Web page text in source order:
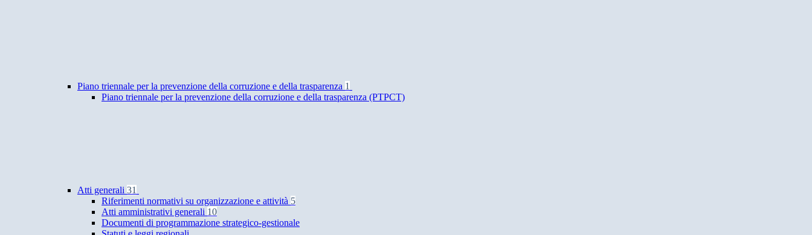
Piano triennale per la prevenzione della corruzione e della trasparenza 1
Piano triennale per la prevenzione della corruzione e della trasparenza (PTPCT)
Atti generali 31
Riferimenti normativi su organizzazione e attività 5
Atti amministrativi generali 10
Documenti di programmazione strategico-gestionale